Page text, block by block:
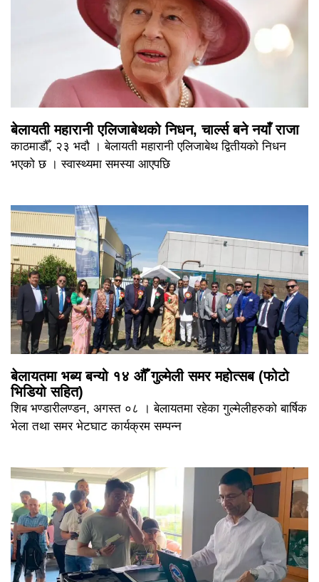
बेलायती महारानी एलिजाबेथको निधन, चार्ल्स बने नयाँ राजा
काठमाडौँ, २३ भदौ । बेलायती महारानी एलिजाबेथ द्वितीयको निधन
भएको छ । स्वास्थ्यमा समस्या आएपछि
बेलायतमा भब्य बन्यो १४ औँ गुल्मेली समर महोत्सब (फोटो
भिडियो सहित)
शिब भण्डारीलण्डन, अगस्त ०८ । बेलायतमा रहेका गुल्मेलीहरुको बार्षिक
भेला तथा समर भेटघाट कार्यक्रम सम्पन्न